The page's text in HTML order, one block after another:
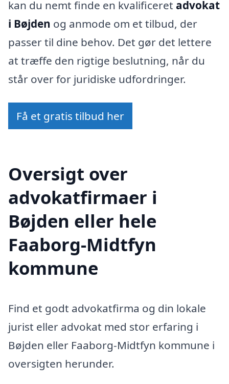
kan du nemt finde en kvalificeret advokat
i Bøjden og anmode om et tilbud, der
passer til dine behov. Det gør det lettere
at træffe den rigtige beslutning, når du
står over for juridiske udfordringer.
Få et gratis tilbud her
Oversigt over
advokatfirmaer i
Bøjden eller hele
Faaborg-Midtfyn
kommune
Find et godt advokatfirma og din lokale
jurist eller advokat med stor erfaring i
Bøjden eller Faaborg-Midtfyn kommune i
oversigten herunder.